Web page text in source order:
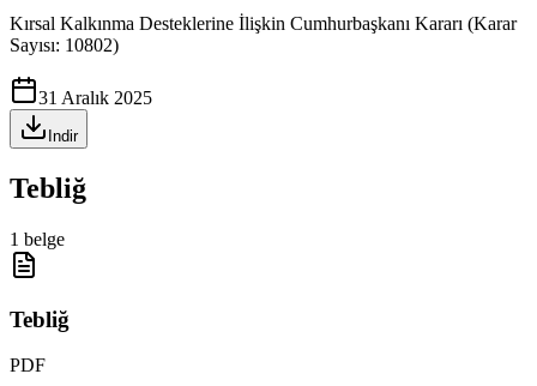
Kırsal Kalkınma Desteklerine İlişkin Cumhurbaşkanı Kararı (Karar
Sayısı: 10802)
31 Aralık 2025
Indir
Tebliğ
1 belge
Tebliğ
PDF